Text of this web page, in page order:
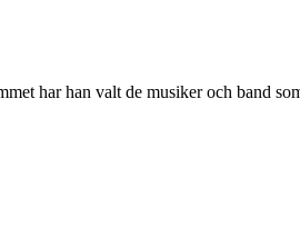
har han valt de musiker och band